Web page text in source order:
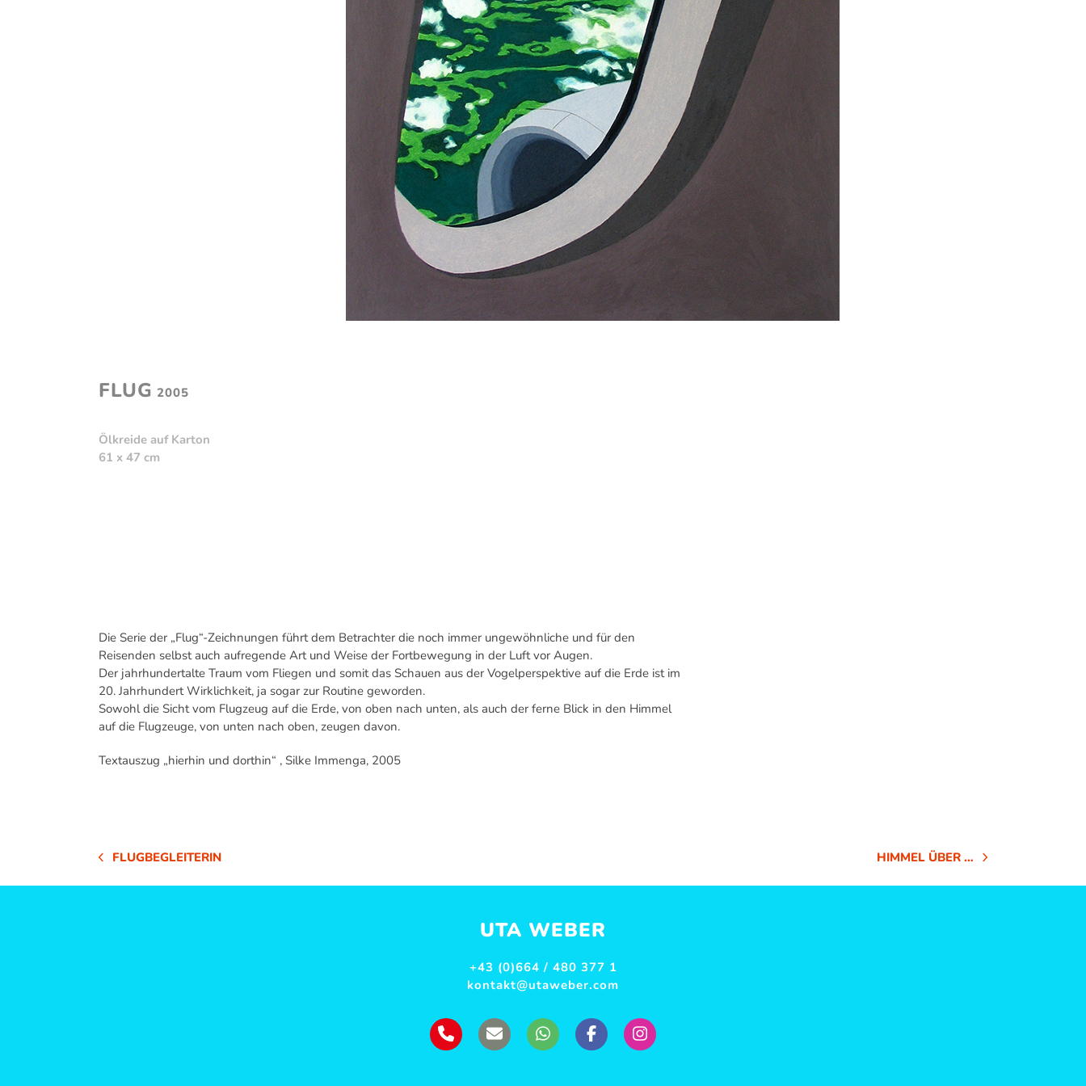
FLUG 2005
Ölkreide auf Karton
61 x 47 cm
Die Serie der „Flug“-Zeichnungen führt dem Betrachter die noch immer ungewöhnliche und für den
Reisenden selbst auch aufregende Art und Weise der Fortbewegung in der Luft vor Augen.
Der jahrhundertalte Traum vom Fliegen und somit das Schauen aus der Vogelperspektive auf die Erde ist im
20. Jahrhundert Wirklichkeit, ja sogar zur Routine geworden.
Sowohl die Sicht vom Flugzeug auf die Erde, von oben nach unten, als auch der ferne Blick in den Himmel
auf die Flugzeuge, von unten nach oben, zeugen davon.
Textauszug „hierhin und dorthin“ , Silke Immenga, 2005
VORHERIGER
BEITRAG:
FLUGBEGLEITERIN
NÄCHSTER
BEITRAG:
HIMMEL ÜBER …
UTA WEBER
+43 (0)664 / 480 377 1
kontakt@utaweber.com